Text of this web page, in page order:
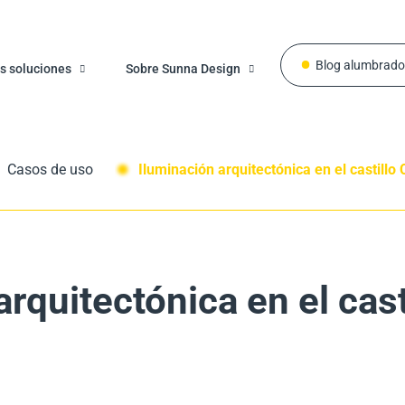
soluciones Sobre Sunna Design Blog
Casos de uso Iluminación arquitectónica en el castillo
en el